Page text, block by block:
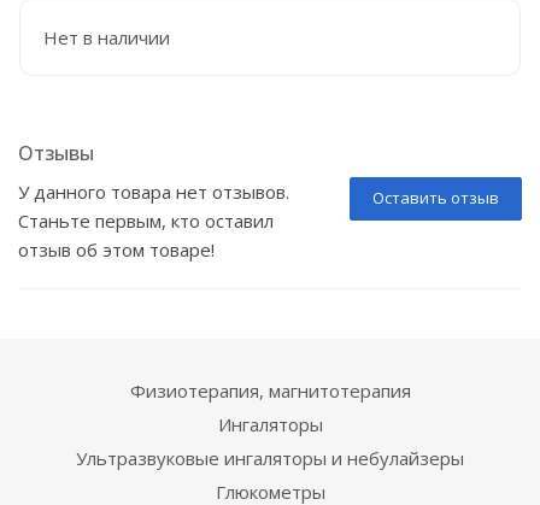
Нет в наличии
Отзывы
Оставить отзыв
У данного товара нет отзывов.
Станьте первым, кто оставил
отзыв об этом товаре!
Физиотерапия, магнитотерапия
Ингаляторы
Ультразвуковые ингаляторы и небулайзеры
Глюкометры